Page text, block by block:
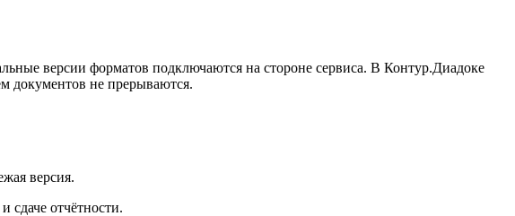
версии форматов подключаются на стороне сервиса. В Контур.Диадоке
документов не прерываются.
версия.
сдаче отчётности.